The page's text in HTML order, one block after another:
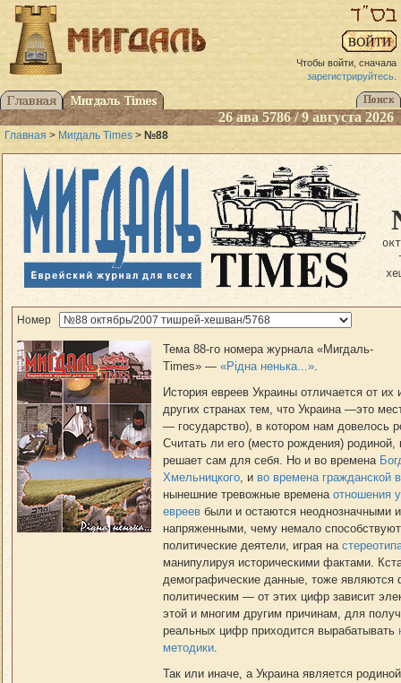
Чтобы войти, сначала
зарегистрируйтесь.
26 ава 5786 / 9 августа 2026
Главная > Мигдаль Times > №88
Номер
Тема 88-го номера журнала «Мигдаль-
Times» —«Рідна ненька...».
История евреев Украины отличается от их
других странах тем, что Украина —это
— государство), в котором нам довелось
Считать ли его (место рождения)
решает сам для себя. Но и во времена
Хмельницкого, и во времена гражданской
нынешние тревожные временаотношения
евреев были и остаются неоднозначными и
напряженными, чему немало способствуют
политические деятели, играя на
манипулируя историческими фактами.
демографические данные, тоже являются
политическим — от этих цифр зависит
этой и многим другим причинам, для
реальных цифр приходится вырабатывать
методики.
Так или иначе, а Украина является